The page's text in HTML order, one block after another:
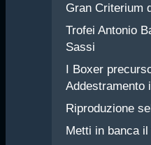
Gran Criterium
Trofei Antonio
Sassi
I Boxer
Addestramento
Riproduzione
Metti in banca